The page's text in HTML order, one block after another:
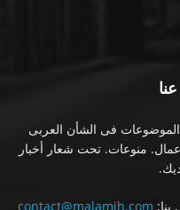
فى الشأن العربى
منوعات. تحت شعار أخبار
بنا: contact@malamih.com